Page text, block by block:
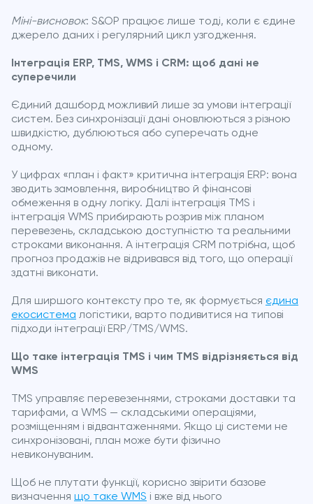
Міні-висновок: S&OP працює лише тоді, коли є єдине
джерело даних і регулярний цикл узгодження.
Інтеграція ERP, TMS, WMS і CRM: щоб дані не
суперечили
Єдиний дашборд можливий лише за умови інтеграції
систем. Без синхронізації дані оновлюються з різною
швидкістю, дублюються або суперечать одне
одному.
У цифрах «план і факт» критична інтеграція ERP: вона
зводить замовлення, виробництво й фінансові
обмеження в одну логіку. Далі інтеграція TMS і
інтеграція WMS прибирають розрив між планом
перевезень, складською доступністю та реальними
строками виконання. А інтеграція CRM потрібна, щоб
прогноз продажів не відривався від того, що операції
здатні виконати.
Для ширшого контексту про те, як формується єдина
екосистема логістики, варто подивитися на типові
підходи інтеграції ERP/TMS/WMS.
Що таке інтеграція TMS і чим TMS відрізняється від
WMS
TMS управляє перевезеннями, строками доставки та
тарифами, а WMS — складськими операціями,
розміщенням і відвантаженнями. Якщо ці системи не
синхронізовані, план може бути фізично
невиконуваним.
Щоб не плутати функції, корисно звірити базове
визначення що таке WMS і вже від нього